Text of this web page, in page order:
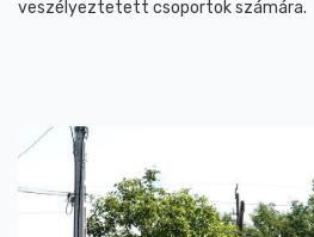
veszélyeztetett csoportok számára.